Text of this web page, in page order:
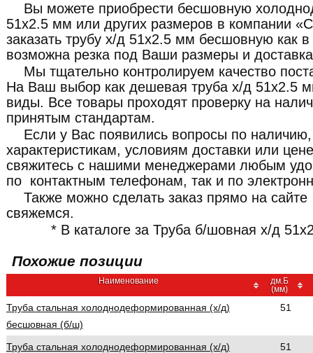
Вы можете приобрести бесшовную
51x2.5 мм или других размеров в компании
заказать трубу х/д 51x2.5 мм бесшовную как
возможна резка под Ваши размеры и
Мы тщательно контролируем качество
На Ваш выбор как дешевая труба х/д 51x2.5
виды. Все товары проходят проверку на
принятым стандартам.
Если у Вас появились вопросы по наличию,
характеристикам, условиям доставки или
свяжитесь с нашими менеджерами любым
по контактным телефонам, так и по
Также можно сделать заказ прямо на
свяжемся.
* В каталоге за Труба б/шовная х/д
Похожие позиции
Наименование
дм.Б
(мм)
Труба стальная холоднодеформированная (х/д)
бесшовная (б/ш)
51
Труба стальная холоднодеформированная (х/д)
51